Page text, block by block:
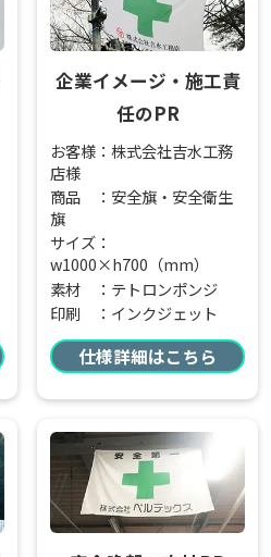
企業イメージ・施工責
任のPR
お客様：株式会社吉水工務
店様
商品 ：安全旗・安全衛生
旗
サイズ：
w1000×h700（mm）
素材 ：テトロンポンジ
印刷 ：インクジェット
仕様詳細はこちら